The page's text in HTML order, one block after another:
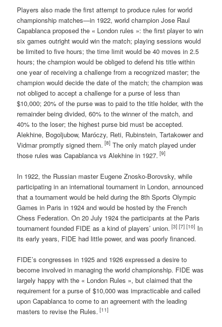
Players also made the first attempt to produce rules for world
championship matches—in 1922, world champion Jose Raul
Capablanca proposed the « London rules »: the first player to win
six games outright would win the match; playing sessions would
be limited to five hours; the time limit would be 40 moves in 2.5
hours; the champion would be obliged to defend his title within
one year of receiving a challenge from a recognized master; the
champion would decide the date of the match; the champion was
not obliged to accept a challenge for a purse of less than
$10,000; 20% of the purse was to paid to the title holder, with the
remainder being divided, 60% to the winner of the match, and
40% to the loser; the highest purse bid must be accepted.
Alekhine, Bogoljubow, Maróczy, Reti, Rubinstein, Tartakower and
Vidmar promptly signed them. [8] The only match played under
those rules was Capablanca vs Alekhine in 1927. [9]
In 1922, the Russian master Eugene Znosko-Borovsky, while
participating in an international tournament in London, announced
that a tournament would be held during the 8th Sports Olympic
Games in Paris in 1924 and would be hosted by the French
Chess Federation. On 20 July 1924 the participants at the Paris
tournament founded FIDE as a kind of players’ union. [3] [7] [10] In
its early years, FIDE had little power, and was poorly financed.
FIDE’s congresses in 1925 and 1926 expressed a desire to
become involved in managing the world championship. FIDE was
largely happy with the « London Rules », but claimed that the
requirement for a purse of $10,000 was impracticable and called
upon Capablanca to come to an agreement with the leading
masters to revise the Rules. [11]